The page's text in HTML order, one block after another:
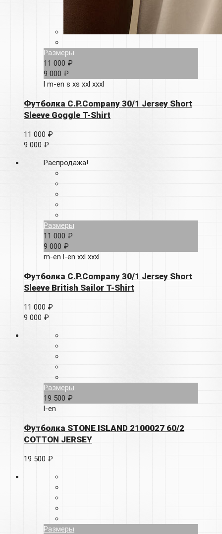
Размеры
11 000 ₽
9 000 ₽
l m-en s xs xxl xxxl
Футболка C.P.Company 30/1 Jersey Short
Sleeve Goggle T-Shirt
11 000 ₽
9 000 ₽
Распродажа!
Размеры
11 000 ₽
9 000 ₽
m-en l-en xxl xxxl
Футболка C.P.Company 30/1 Jersey Short
Sleeve British Sailor T-Shirt
11 000 ₽
9 000 ₽
Размеры
19 500 ₽
l-en
Футболка STONE ISLAND 2100027 60/2
COTTON JERSEY
19 500 ₽
Размеры